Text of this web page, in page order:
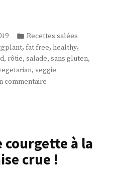
Publié
dans
Recettes salées
, fat free, healthy,
, rôtie, salade, sans gluten,
, veggie
commentaire
courgette à la
crue !